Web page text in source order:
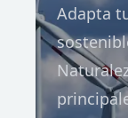
Adapta